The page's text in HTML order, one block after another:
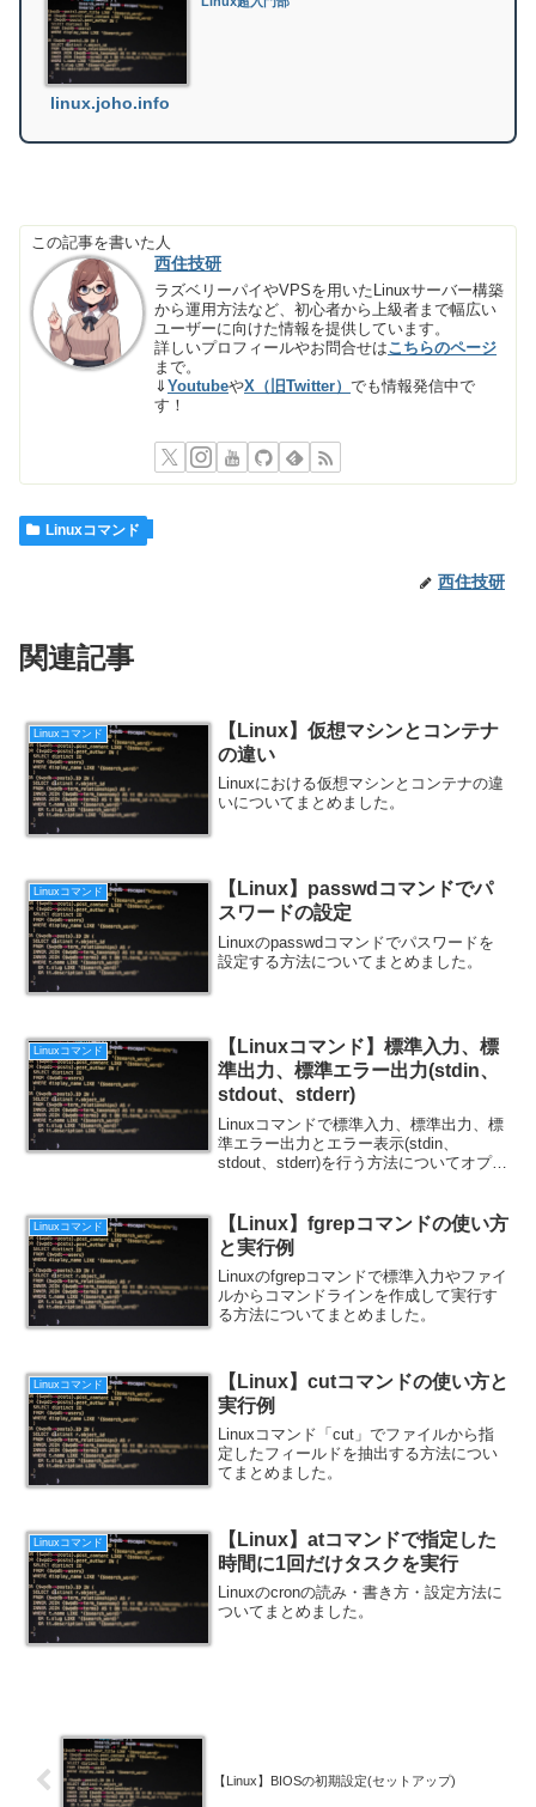
linux.joho.info
この記事を書いた人
西住技研
ラズベリーパイやVPSを用いたLinuxサーバー構築
から運用方法など、初心者から上級者まで幅広い
ユーザーに向けた情報を提供しています。
詳しいプロフィールやお問合せはこちらのページ
まで。
⇓YoutubeやX（旧Twitter）でも情報発信中で
す！
Linuxコマンド
西住技研
関連記事
Linuxコマンド
【Linux】仮想マシンとコンテナ
の違い
Linuxにおける仮想マシンとコンテナの違
いについてまとめました。
Linuxコマンド
【Linux】passwdコマンドでパ
スワードの設定
Linuxのpasswdコマンドでパスワードを
設定する方法についてまとめました。
Linuxコマンド
【Linuxコマンド】標準入力、標
準出力、標準エラー出力(stdin、
stdout、stderr)
Linuxコマンドで標準入力、標準出力、標
準エラー出力とエラー表示(stdin、
stdout、stderr)を行う方法についてオプシ
Linuxコマンド
【Linux】fgrepコマンドの使い方
と実行例
Linuxのfgrepコマンドで標準入力やファイ
ルからコマンドラインを作成して実行す
る方法についてまとめました。
Linuxコマンド
【Linux】cutコマンドの使い方と
実行例
Linuxコマンド「cut」でファイルから指
定したフィールドを抽出する方法につい
てまとめました。
Linuxコマンド
【Linux】atコマンドで指定した
時間に1回だけタスクを実行
Linuxのcronの読み・書き方・設定方法に
ついてまとめました。
【Linux】BIOSの初期設定(セットアップ)